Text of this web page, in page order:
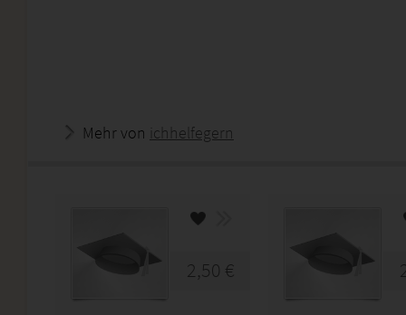
Mehr von ichhelfegern
2,50 €